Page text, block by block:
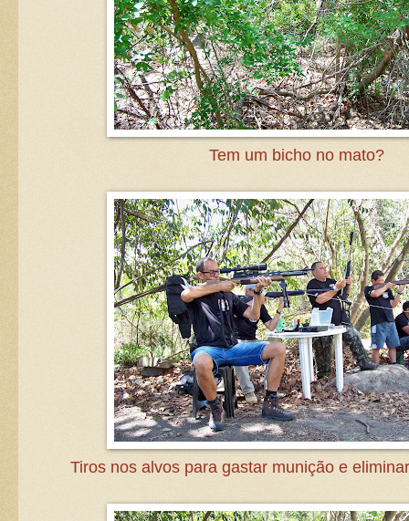
Tem um bicho no mato?
Tiros nos alvos para gastar munição e